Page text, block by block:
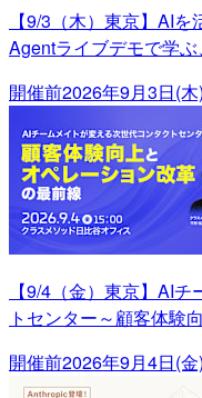
【9/3（木）東京】AI
Agentライブデモで学
開催前2026年9月3日(
【9/4（金）東京】AI
トセンター～顧客体験
開催前2026年9月4日(